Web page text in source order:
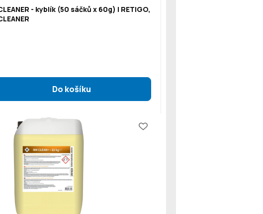
- kyblík (50 sáčků x 60g) | RETIGO,